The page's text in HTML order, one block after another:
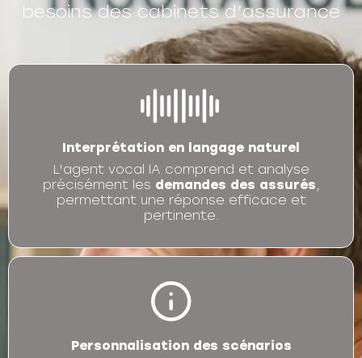
besoins des cabinets d’assurance
Interprétation en langage naturel
L'agent vocal IA comprend et analyse
précisément les demandes des assurés,
permettant une réponse efficace et
pertinente.
Personnalisation des scénarios